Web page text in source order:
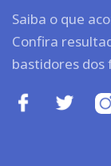
Saiba o que
Confira
bastidores dos